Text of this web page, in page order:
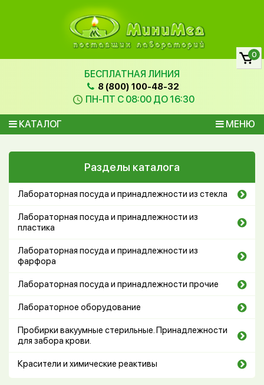
БЕСПЛАТНАЯ ЛИНИЯ
8 (800) 100-48-32
ПН-ПТ С 08:00 ДО 16:30
КАТАЛОГ МЕНЮ
0
Разделы каталога
Лабораторная посуда и принадлежности из стекла
Лабораторная посуда и принадлежности из
пластика
Лабораторная посуда и принадлежности из
фарфора
Лабораторная посуда и принадлежности прочие
Лабораторное оборудование
Пробирки вакуумные стерильные. Принадлежности
для забора крови.
Красители и химические реактивы